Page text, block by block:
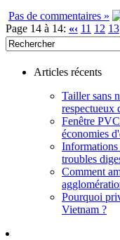
Pas de commentaires »
Page 14 à 14: «‹ 11 12 13
Articles récents
Tailler sans
respectueux
Fenêtre
économies
Informations
troubles
Comment
Pourquoi
Vietnam ?